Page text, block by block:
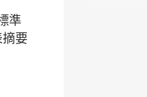
準
要